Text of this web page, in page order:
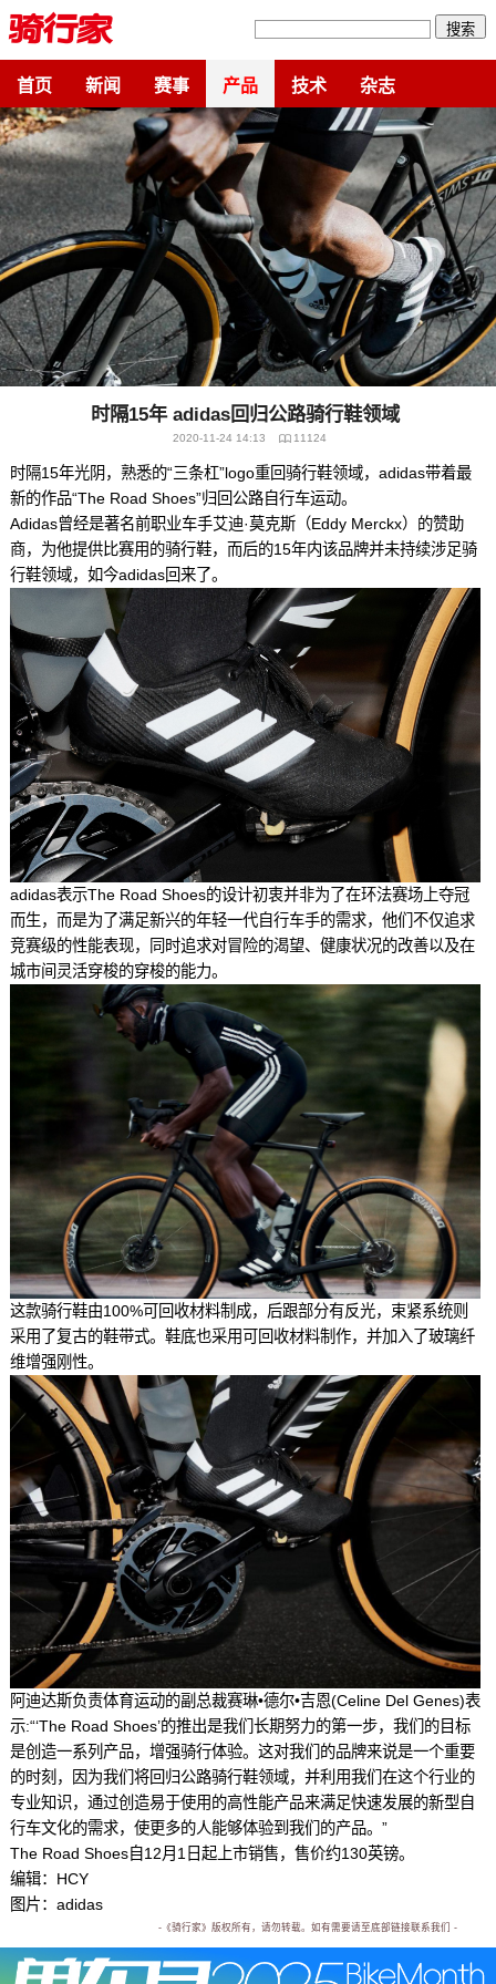
搜索
首页 新闻 赛事 产品 技术 杂志
时隔15年 adidas回归公路骑行鞋领域
2020-11-24 14:13 11124
时隔15年光阴，熟悉的“三条杠”logo重回骑行鞋领域，adidas带着最
新的作品“The Road Shoes”归回公路自行车运动。
Adidas曾经是著名前职业车手艾迪·莫克斯（Eddy Merckx）的赞助
商，为他提供比赛用的骑行鞋，而后的15年内该品牌并未持续涉足骑
行鞋领域，如今adidas回来了。
adidas表示The Road Shoes的设计初衷并非为了在环法赛场上夺冠
而生，而是为了满足新兴的年轻一代自行车手的需求，他们不仅追求
竞赛级的性能表现，同时追求对冒险的渴望、健康状况的改善以及在
城市间灵活穿梭的穿梭的能力。
这款骑行鞋由100%可回收材料制成，后跟部分有反光，束紧系统则
采用了复古的鞋带式。鞋底也采用可回收材料制作，并加入了玻璃纤
维增强刚性。
阿迪达斯负责体育运动的副总裁赛琳•德尔•吉恩(Celine Del Genes)表
示:“‘The Road Shoes’的推出是我们长期努力的第一步，我们的目标
是创造一系列产品，增强骑行体验。这对我们的品牌来说是一个重要
的时刻，因为我们将回归公路骑行鞋领域，并利用我们在这个行业的
专业知识，通过创造易于使用的高性能产品来满足快速发展的新型自
行车文化的需求，使更多的人能够体验到我们的产品。”
The Road Shoes自12月1日起上市销售，售价约130英镑。
编辑：HCY
图片：adidas
-《骑行家》版权所有，请勿转载。如有需要请至底部链接联系我们 -